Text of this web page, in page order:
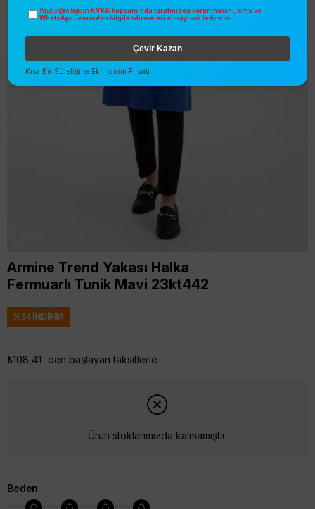
Armine Trend Yakası Halka
Fermuarlı Tunik Mavi 23kt442
%54İNDIRIM
₺108,41 `den başlayan taksitlerle
Ürün stoklarımızda kalmamıştır.
Beden
Paylaştığım bilgilerin KVKK kapsamında tarafınızca korunmasını, sms ve
WhatsApp üzerinden bilgilendirmeleri almayı kabul ediyorum.
Çevir Kazan
Kısa Bir Süreliğine Ek İndirim Fırsatı